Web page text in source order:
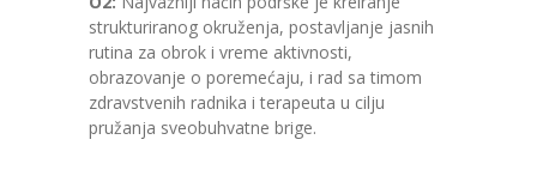
strukturiranog okruženja, postavljanje jasnih
rutina za obrok i vreme aktivnosti,
obrazovanje o poremećaju, i rad sa timom
zdravstvenih radnika i terapeuta u cilju
pružanja sveobuhvatne brige.